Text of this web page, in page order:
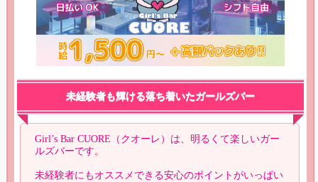
未経験者も輝ける落ち着いたガールズバー
Girl’s Bar CUORE（クオーレ）は、明るくて楽しいガー
ルズバーです。
未経験者にもオススメできる安心のポイントがいっぱい